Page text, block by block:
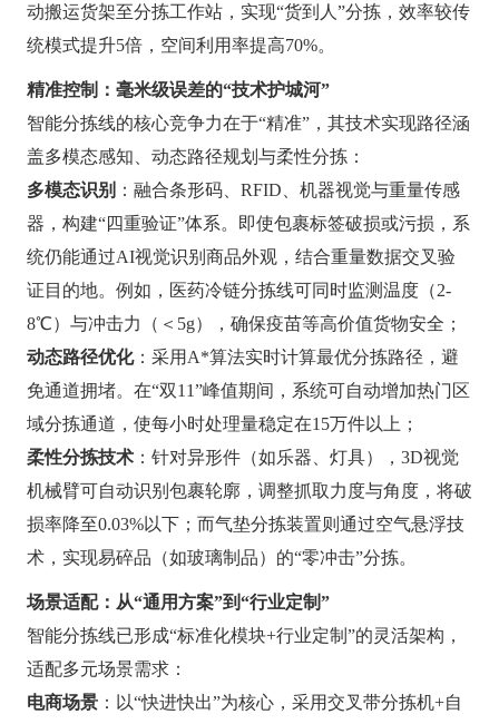
动搬运货架至分拣工作站，实现“货到人”分拣，效率较传
统模式提升5倍，空间利用率提高70%。
精准控制：毫米级误差的“技术护城河”
智能分拣线的核心竞争力在于“精准”，其技术实现路径涵
盖多模态感知、动态路径规划与柔性分拣：
多模态识别 ：融合条形码、RFID、机器视觉与重量传感
器，构建“四重验证”体系。即使包裹标签破损或污损，系
统仍能通过AI视觉识别商品外观，结合重量数据交叉验
证目的地。例如，医药冷链分拣线可同时监测温度（2-
8℃）与冲击力（＜5g），确保疫苗等高价值货物安全；
动态路径优化：采用A*算法实时计算最优分拣路径，避
免通道拥堵。在“双11”峰值期间，系统可自动增加热门区
域分拣通道，使每小时处理量稳定在15万件以上；
柔性分拣技术：针对异形件（如乐器、灯具），3D视觉
机械臂可自动识别包裹轮廓，调整抓取力度与角度，将破
损率降至0.03%以下；而气垫分拣装置则通过空气悬浮技
术，实现易碎品（如玻璃制品）的“零冲击”分拣。
场景适配：从“通用方案”到“行业定制”
智能分拣线已形成“标准化模块+行业定制”的灵活架构，
适配多元场景需求：
电商场景：以“快进快出”为核心，采用交叉带分拣机+自